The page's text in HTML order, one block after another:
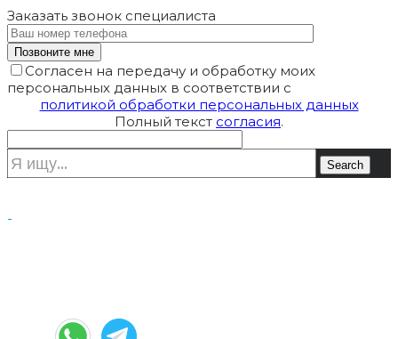
Заказать звонок специалиста
Согласен на передачу и обработку моих
персональных данных в соответствии с
политикой обработки персональных данных
Полный текст согласия.